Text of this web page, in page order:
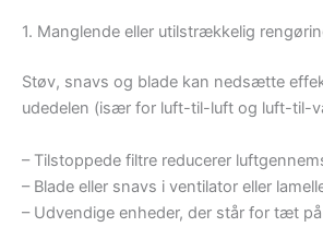
1. Manglende eller utilstrækkelig
Støv, snavs og blade kan nedsætte
udedelen (især for luft-til-luft og luft-til-
– Tilstoppede filtre reducerer
– Blade eller snavs i ventilator eller
– Udvendige enheder, der står for tæt